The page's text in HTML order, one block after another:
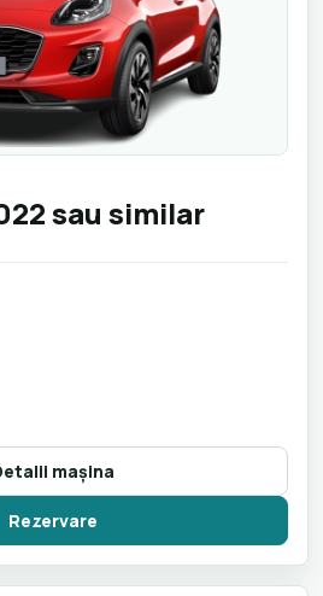
sau similar
maşina
Rezervare